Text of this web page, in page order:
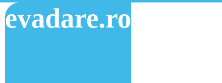
evadare.ro